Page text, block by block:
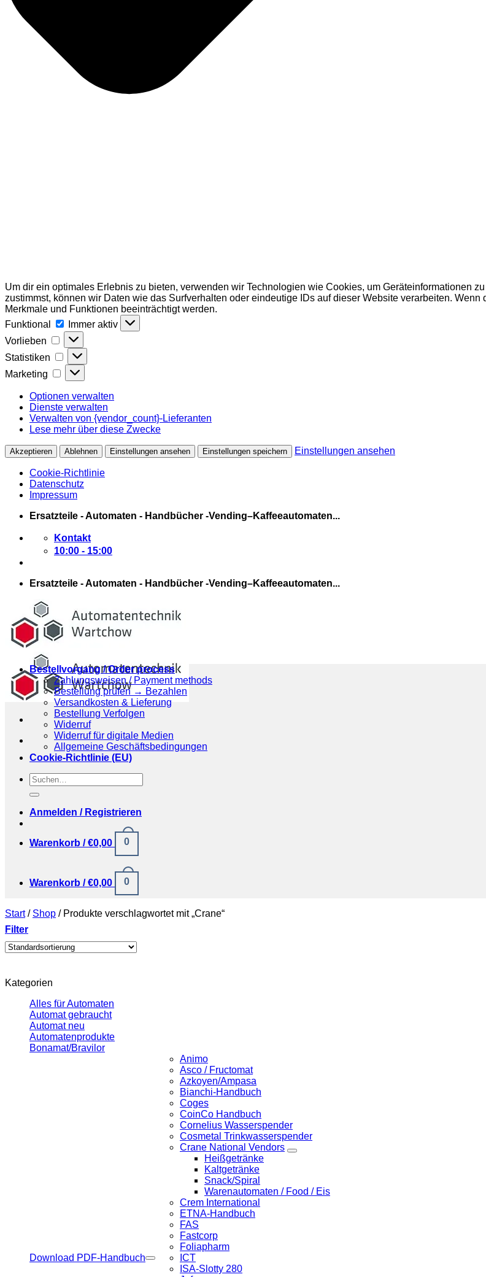
Um dir ein optimales Erlebnis zu bieten, verwenden wir Technologien wie Cookies, um Geräteinformationen
zustimmst, können wir Daten wie das Surfverhalten oder eindeutige IDs auf dieser Website verarbeiten.
Merkmale und Funktionen beeinträchtigt werden.
Funktional
Funktional
Immer aktiv
Vorlieben
Vorlieben
Statistiken Statistiken
Marketing Marketing
Optionen verwalten
Dienste verwalten
Verwalten von {vendor_count}-Lieferanten
Lese mehr über diese Zwecke
Akzeptieren Ablehnen Einstellungen ansehen Einstellungen speichern Einstellungen ansehen
Cookie-Richtlinie
Datenschutz
Impressum
Zum
springen
Ersatzteile - Automaten - Handbücher -Vending–Kaffeeautomaten...
Kontakt
10:00 - 15:00
Ersatzteile - Automaten - Handbücher -Vending–Kaffeeautomaten...
Bestellvorgang / Order process
Zahlungsweisen / Payment methods
Bestellung prüfen → Bezahlen
Versandkosten & Lieferung
Bestellung Verfolgen
Widerruf
Widerruf für digitale Medien
Allgemeine Geschäftsbedingungen
Cookie-Richtlinie (EU)
Suchen
nach:
Anmelden / Registrieren
Warenkorb /€0,00 0
Warenkorb /€0,00 0
Start / Shop /Produkte verschlagwortet mit „Crane“
Filter
Kategorien
Alles für Automaten
Automat gebraucht
Automat neu
Automatenprodukte
Bonamat/Bravilor
Download PDF-Handbuch
Animo
Asco / Fructomat
Azkoyen/Ampasa
Bianchi-Handbuch
Coges
CoinCo Handbuch
Cornelius Wasserspender
Cosmetal Trinkwasserspender
Crane National Vendors
Heißgetränke
Kaltgetränke
Snack/Spiral
Warenautomaten / Food / Eis
Crem International
ETNA-Handbuch
FAS
Fastcorp
Foliapharm
ICT
ISA-Slotty 280